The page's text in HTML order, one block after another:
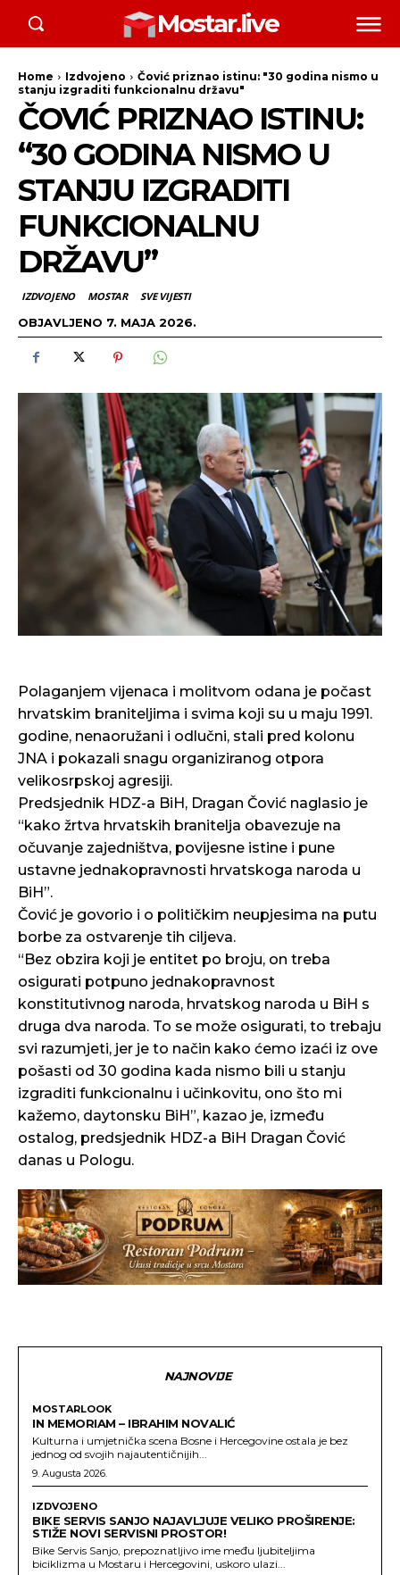
Mostar.live
Home Izdvojeno
Čović priznao istinu: "30 godina nismo u
stanju izgraditi funkcionalnu državu"
ČOVIĆ PRIZNAO ISTINU:
“30 GODINA NISMO U
STANJU IZGRADITI
FUNKCIONALNU
DRŽAVU”
IZDVOJENO MOSTAR SVE VIJESTI
OBJAVLJENO 7. MAJA 2026.
Polaganjem vijenaca i molitvom odana je počast
hrvatskim braniteljima i svima koji su u maju 1991.
godine, nenaoružani i odlučni, stali pred kolonu
JNA i pokazali snagu organiziranog otpora
velikosrpskoj agresiji.
Predsjednik HDZ-a BiH, Dragan Čović naglasio je
“kako žrtva hrvatskih branitelja obavezuje na
očuvanje zajedništva, povijesne istine i pune
ustavne jednakopravnosti hrvatskoga naroda u
BiH”.
Čović je govorio i o političkim neupjesima na putu
borbe za ostvarenje tih ciljeva.
“Bez obzira koji je entitet po broju, on treba
osigurati potpuno jednakopravnost
konstitutivnog naroda, hrvatskog naroda u BiH s
druga dva naroda. To se može osigurati, to trebaju
svi razumjeti, jer je to način kako ćemo izaći iz ove
pošasti od 30 godina kada nismo bili u stanju
izgraditi funkcionalnu i učinkovitu, ono što mi
kažemo, daytonsku BiH”, kazao je, između
ostalog, predsjednik HDZ-a BiH Dragan Čović
danas u Pologu.
NAJNOVIJE
MOSTARLOOK
IN MEMORIAM – IBRAHIM NOVALIĆ
Kulturna i umjetnička scena Bosne i Hercegovine ostala je bez
jednog od svojih najautentičnijih...
9. Augusta 2026.
IZDVOJENO
BIKE SERVIS SANJO NAJAVLJUJE VELIKO PROŠIRENJE:
STIŽE NOVI SERVISNI PROSTOR!
Bike Servis Sanjo, prepoznatljivo ime među ljubiteljima
biciklizma u Mostaru i Hercegovini, uskoro ulazi...